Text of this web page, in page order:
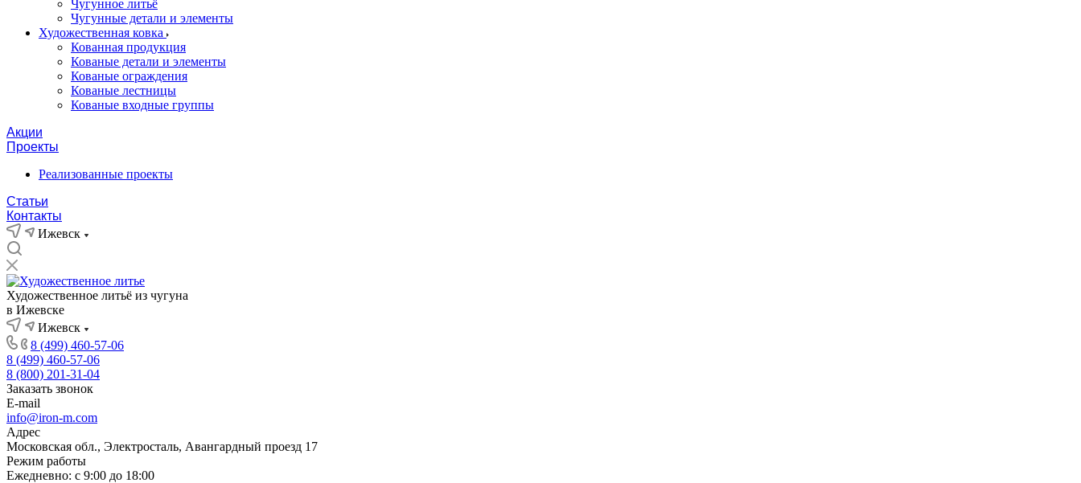
Чугунное литьё
Чугунные детали и элементы
Художественная ковка
Кованная продукция
Кованые детали и элементы
Кованые ограждения
Кованые лестницы
Кованые входные группы
Акции
Проекты
Реализованные проекты
Статьи
Контакты
Ижевск
Художественное литьё из чугуна
в Ижевске
Ижевск
8 (499) 460-57-06
8 (499) 460-57-06
8 (800) 201-31-04
Заказать звонок
E-mail
info@iron-m.com
Адрес
Московская обл., Электросталь, Авангардный проезд 17
Режим работы
Ежедневно: с 9:00 до 18:00